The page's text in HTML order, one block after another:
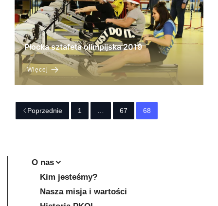
Płocka sztafeta olimpijska 2019
Więcej
Poprzednie 1 67 68
O nas
Kim jesteśmy?
Nasza misja i wartości